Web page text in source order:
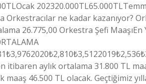
Orkestracılar ne kadar kazanıyor?
26.775,00 Orkestra Şefi MaaşıEn
itibaren aylık ortalama 31.800 TL
maaş 46.500 TL olacak. Geçtiğimiz